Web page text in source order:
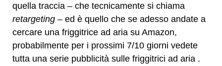
quella traccia – che tecnicamente si chiama
retargeting – ed è quello che se adesso andate a
cercare una friggitrice ad aria su Amazon,
probabilmente per i prossimi 7/10 giorni vedete
tutta una serie pubblicità sulle friggitrici ad aria .